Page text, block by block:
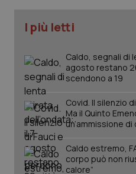
I più letti
Caldo, segnali di
agosto restano
scendono a 19
Covid. Il silenzio
Ma il Quinto
un’ammissione di
Caldo estremo,
corpo può non
calore”
session-id
_ga